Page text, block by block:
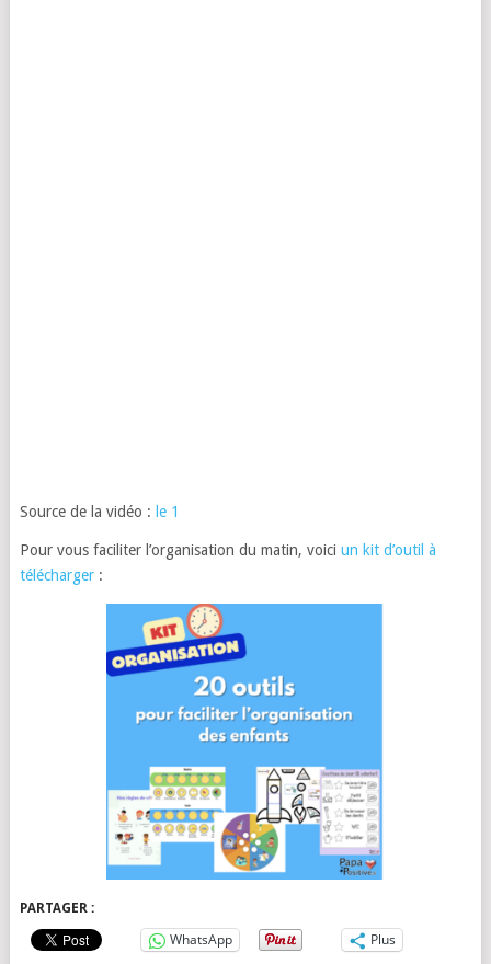
Source de la vidéo : le 1
Pour vous faciliter l’organisation du matin, voici un kit d’outil à
télécharger:
PARTAGER :
WhatsApp Plus